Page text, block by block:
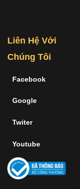
Liên Hệ Với
Chúng Tôi
Facebook
Google
Twiter
Youtube